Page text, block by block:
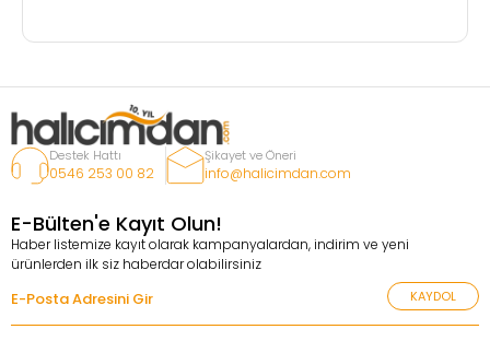
Destek Hattı
0546 253 00 82
Şikayet ve Öneri
info@halicimdan.com
E-Bülten'e Kayıt Olun!
Haber listemize kayıt olarak kampanyalardan, indirim ve yeni
ürünlerden ilk siz haberdar olabilirsiniz
KAYDOL